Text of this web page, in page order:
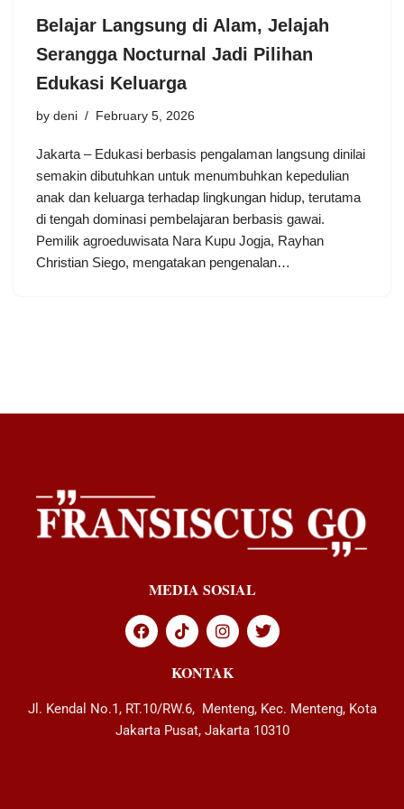
Belajar Langsung di Alam, Jelajah
Serangga Nocturnal Jadi Pilihan
Edukasi Keluarga
by deni February 5, 2026
Jakarta – Edukasi berbasis pengalaman langsung dinilai
semakin dibutuhkan untuk menumbuhkan kepedulian
anak dan keluarga terhadap lingkungan hidup, terutama
di tengah dominasi pembelajaran berbasis gawai.
Pemilik agroeduwisata Nara Kupu Jogja, Rayhan
Christian Siego, mengatakan pengenalan…
MEDIA SOSIAL
KONTAK
Jl. Kendal No.1, RT.10/RW.6, Menteng, Kec. Menteng, Kota
Jakarta Pusat, Jakarta 10310